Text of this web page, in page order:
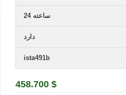
24 ساعته
دارد
ista491b
458.700 $